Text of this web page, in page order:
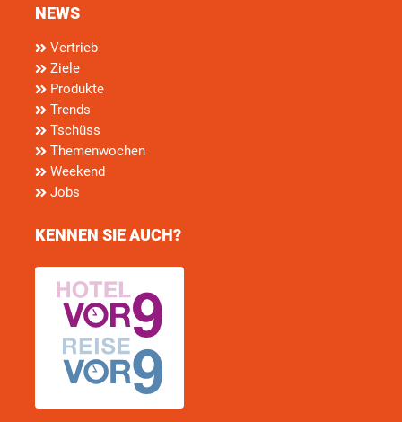
NEWS
Vertrieb
Ziele
Produkte
Trends
Tschüss
Themenwochen
Weekend
Jobs
KENNEN SIE AUCH?